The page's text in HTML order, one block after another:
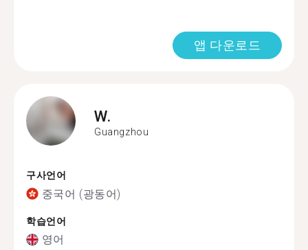
앱 다운로드
W.
Guangzhou
구사언어
중국어 (광동어)
학습언어
영어